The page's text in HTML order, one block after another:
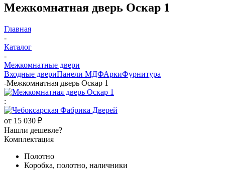
Межкомнатная дверь Оскар 1
Главная
-
Каталог
-
Межкомнатные двери
Входные двериПанели МДФАркиФурнитура
-Межкомнатная дверь Оскар 1
:
от 15 030 ₽
Нашли дешевле?
Комплектация
Полотно
Коробка, полотно, наличники